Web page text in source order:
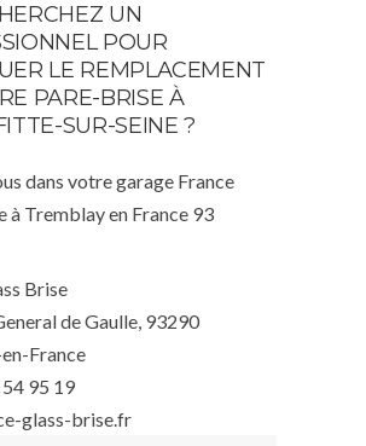
UN
POUR
LE REMPLACEMENT
PARE-BRISE À
SUR-SEINE ?
dans votre garage France
à Tremblay en France 93
Brise
de Gaulle, 93290
France
95 19
glass-brise.fr